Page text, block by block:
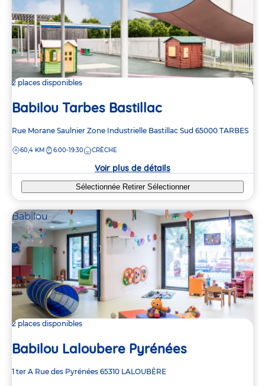
2 places disponibles
Babilou Tarbes Bastillac
Adresse
la
Rue Morane Saulnier Zone Industrielle Bastillac Sud 65000 TARBES
DISTANCE
60,4 KM 6:00-19:30 CRÈCHE
Voir plus de détails
Sélectionnée Retirer Sélectionner
Babilou
2 places disponibles
Babilou Laloubere Pyrénées
Adresse
1 ter A Rue des Pyrénées 65310 LALOUBÈRE